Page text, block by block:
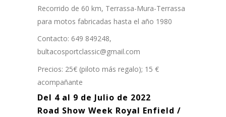
Recorrido de 60 km, Terrassa-Mura-Terrassa
para motos fabricadas hasta el año 1980
Contacto: 649 849248,
bultacosportclassic@gmail.com
Precios: 25€ (piloto más regalo); 15 €
acompañante
Del 4 al 9 de Julio de 2022
Road Show Week Royal Enfield /